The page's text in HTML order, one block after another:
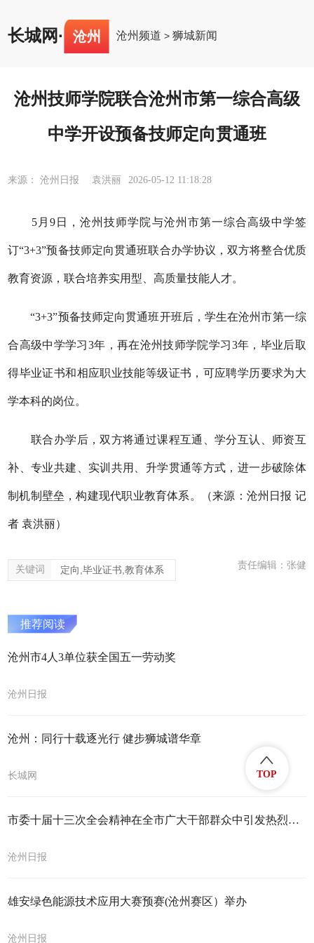
长城网· 沧州 沧州频道 >狮城新闻
沧州技师学院联合沧州市第一综合高级
中学开设预备技师定向贯通班
来源： 沧州日报 袁洪丽 2026-05-12 11:18:28
5月9日，沧州技师学院与沧州市第一综合高级中学签
订“3+3”预备技师定向贯通班联合办学协议，双方将整合优质
教育资源，联合培养实用型、高质量技能人才。
“3+3”预备技师定向贯通班开班后，学生在沧州市第一综
合高级中学学习3年，再在沧州技师学院学习3年，毕业后取
得毕业证书和相应职业技能等级证书，可应聘学历要求为大
学本科的岗位。
联合办学后，双方将通过课程互通、学分互认、师资互
补、专业共建、实训共用、升学贯通等方式，进一步破除体
制机制壁垒，构建现代职业教育体系。（来源：沧州日报 记
者 袁洪丽）
关键词 定向,毕业证书,教育体系 责任编辑：张健
推荐阅读
沧州市4人3单位获全国五一劳动奖
沧州日报
沧州：同行十载逐光行 健步狮城谱华章
长城网
市委十届十三次全会精神在全市广大干部群众中引发热烈反响
沧州日报
雄安绿色能源技术应用大赛预赛(沧州赛区）举办
沧州日报
TOP